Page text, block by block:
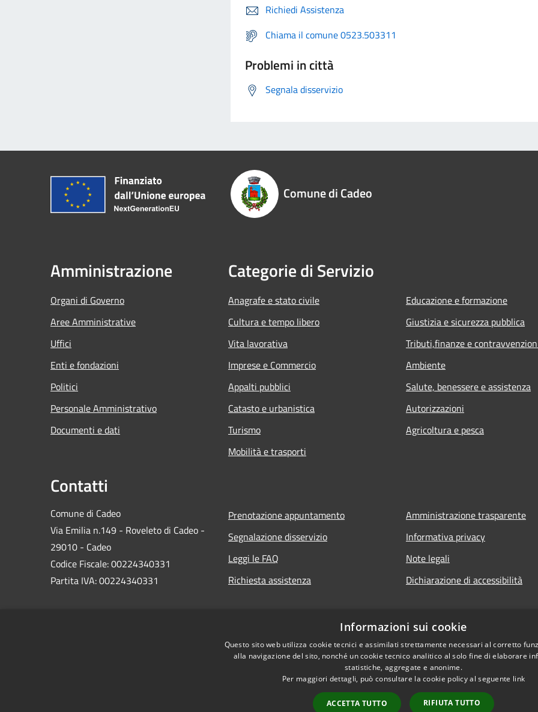
Richiedi Assistenza
Chiama il comune 0523.503311
Problemi in città
Segnala disservizio
Comune di Cadeo
Amministrazione
Organi di Governo
Aree Amministrative
Uffici
Enti e fondazioni
Politici
Personale Amministrativo
Documenti e dati
Categorie di Servizio
Anagrafe e stato civile
Cultura e tempo libero
Vita lavorativa
Imprese e Commercio
Appalti pubblici
Catasto e urbanistica
Turismo
Mobilità e trasporti
Educazione e formazione
Giustizia e sicurezza pubblica
Tributi,finanze e
Ambiente
Salute, benessere e assistenza
Autorizzazioni
Agricoltura e pesca
Contatti
Comune di Cadeo
Via Emilia n.149 - Roveleto di Cadeo -
29010 - Cadeo
Codice Fiscale: 00224340331
Partita IVA: 00224340331
Prenotazione appuntamento
Segnalazione disservizio
Leggi le FAQ
Richiesta assistenza
Amministrazione trasparente
Informativa privacy
Note legali
Dichiarazione di accessibilità
Informazioni sui cookie
Questo sito web utilizza cookie tecnici e assimilati strettamente necessari al corretto
alla navigazione del sito, nonché un cookie tecnico analitico al solo fine di elaborare
statistiche, aggregate e anonime.
Per maggiori dettagli, può consultare la cookie policy al seguente link
ACCETTA TUTTO RIFIUTA TUTTO